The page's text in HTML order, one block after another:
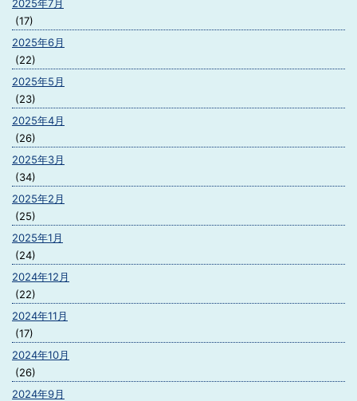
2025年7月
(17)
2025年6月
(22)
2025年5月
(23)
2025年4月
(26)
2025年3月
(34)
2025年2月
(25)
2025年1月
(24)
2024年12月
(22)
2024年11月
(17)
2024年10月
(26)
2024年9月